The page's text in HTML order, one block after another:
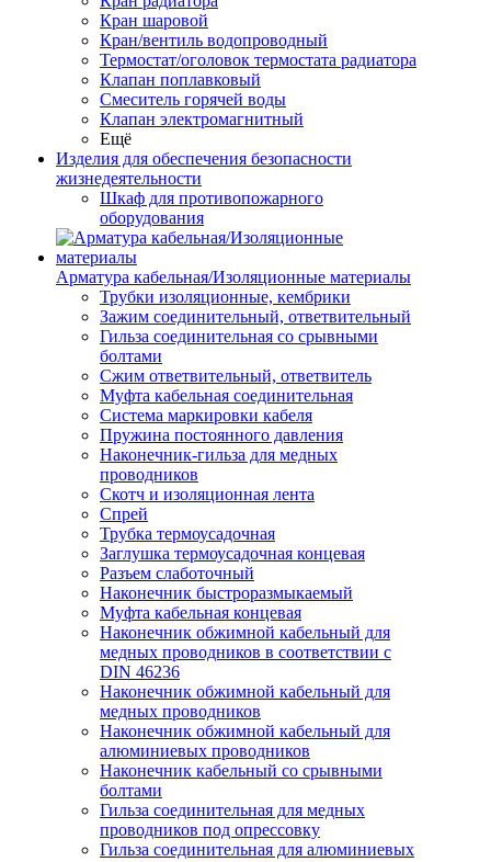
Кран шаровой
Кран/вентиль водопроводный
Термостат/оголовок термостата радиатора
Клапан поплавковый
Смеситель горячей воды
Клапан электромагнитный
Ещё
Изделия для обеспечения безопасности
жизнедеятельности
Шкаф для противопожарного
оборудования
Арматура кабельная/Изоляционные материалы
Трубки изоляционные, кембрики
Зажим соединительный, ответвительный
Гильза соединительная со срывными
болтами
Сжим ответвительный, ответвитель
Муфта кабельная соединительная
Система маркировки кабеля
Пружина постоянного давления
Наконечник-гильза для медных
проводников
Скотч и изоляционная лента
Спрей
Трубка термоусадочная
Заглушка термоусадочная концевая
Разъем слаботочный
Наконечник быстроразмыкаемый
Муфта кабельная концевая
Наконечник обжимной кабельный для
медных проводников в соответствии с
DIN 46236
Наконечник обжимной кабельный для
медных проводников
Наконечник обжимной кабельный для
алюминиевых проводников
Наконечник кабельный со срывными
болтами
Гильза соединительная для медных
проводников под опрессовку
Гильза соединительная для алюминиевых